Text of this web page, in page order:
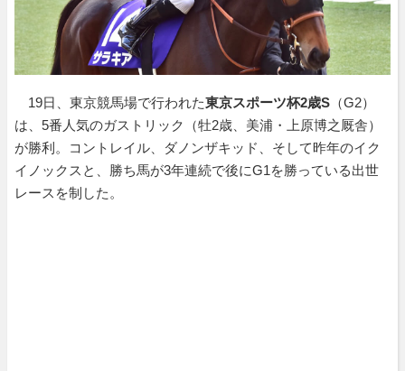
19日、東京競馬場で行われた東京スポーツ杯2歳S （G2）
は、5番人気のガストリック（牡2歳、美浦・上原博之厩舎）
が勝利。コントレイル、ダノンザキッド、そして昨年のイク
イノックスと、勝ち馬が3年連続で後にG1を勝っている出世
レースを制した。